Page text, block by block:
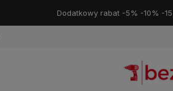
Dodatkowy rabat -5% -10% -